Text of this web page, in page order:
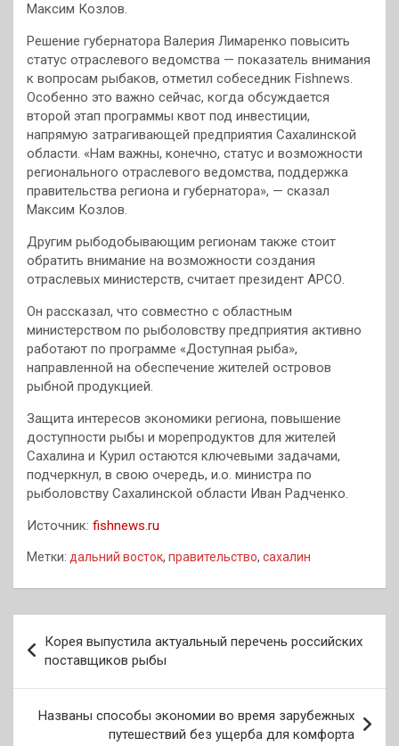
Максим Козлов.
Решение губернатора Валерия Лимаренко повысить
статус отраслевого ведомства — показатель внимания
к вопросам рыбаков, отметил собеседник Fishnews.
Особенно это важно сейчас, когда обсуждается
второй этап программы квот под инвестиции,
напрямую затрагивающей предприятия Сахалинской
области. «Нам важны, конечно, статус и возможности
регионального отраслевого ведомства, поддержка
правительства региона и губернатора», — сказал
Максим Козлов.
Другим рыбодобывающим регионам также стоит
обратить внимание на возможности создания
отраслевых министерств, считает президент АРСО.
Он рассказал, что совместно с областным
министерством по рыболовству предприятия активно
работают по программе «Доступная рыба»,
направленной на обеспечение жителей островов
рыбной продукцией.
Защита интересов экономики региона, повышение
доступности рыбы и морепродуктов для жителей
Сахалина и Курил остаются ключевыми задачами,
подчеркнул, в свою очередь, и.о. министра по
рыболовству Сахалинской области Иван Радченко.
Источник: fishnews.ru
Метки: дальний восток, правительство, сахалин
по
записям
Корея выпустила актуальный перечень российских
поставщиков рыбы
Названы способы экономии во время зарубежных
путешествий без ущерба для комфорта